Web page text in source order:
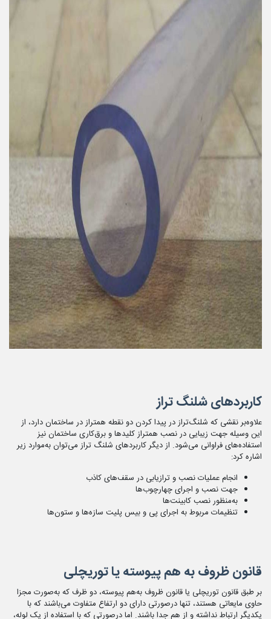
کاربردهای شلنگ تراز
علاوه‌بر نقشی که شلنگ‌تراز در پیدا کردن دو نقطه همتراز در ساختمان دارد، از
این وسیله جهت زیبایی در نصب همتراز کلیدها و برق‌کاری ساختمان نیز
استفاده‌های فراوانی می‌شود. از دیگر کاربردهای شلنگ تراز می‌توان به‌موارد زیر
اشاره کرد:
انجام عملیات نصب و ترازیابی در سقف‌های کاذب
جهت نصب و اجرای چهار‌چوب‌ها
به‌منظور نصب کابینت‌ها
تنظیمات مربوط به اجرای پی و بیس پلیت سازه‌ها و ستون‌ها
قانون ظروف به هم پیوسته یا توریچلی
بر طبق قانون توریچلی یا قانون ظروف به‌هم پیوسته، دو ظرف که به‌صورت مجزا
حاوی مایعاتی هستند، تنها درصورتی دارای دو ارتفاع متفاوت می‌باشند که با
یکدیگر ارتباط نداشته و از هم جدا باشند. اما درصورتی که با استفاده از یک لوله،